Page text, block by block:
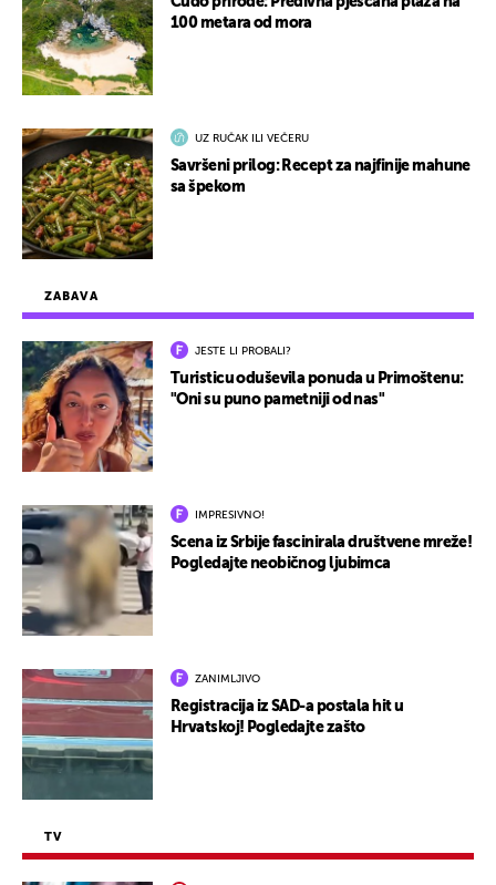
ZABAVA
JESTE LI PROBALI?
Turisticu oduševila ponuda u Primoštenu:
"Oni su puno pametniji od nas"
IMPRESIVNO!
Scena iz Srbije fascinirala društvene mreže!
Pogledajte neobičnog ljubimca
ZANIMLJIVO
Registracija iz SAD-a postala hit u
Hrvatskoj! Pogledajte zašto
TV
100 metara od mora
UZ RUČAK ILI VEČERU
Savršeni prilog: Recept za najfinije mahune
sa špekom